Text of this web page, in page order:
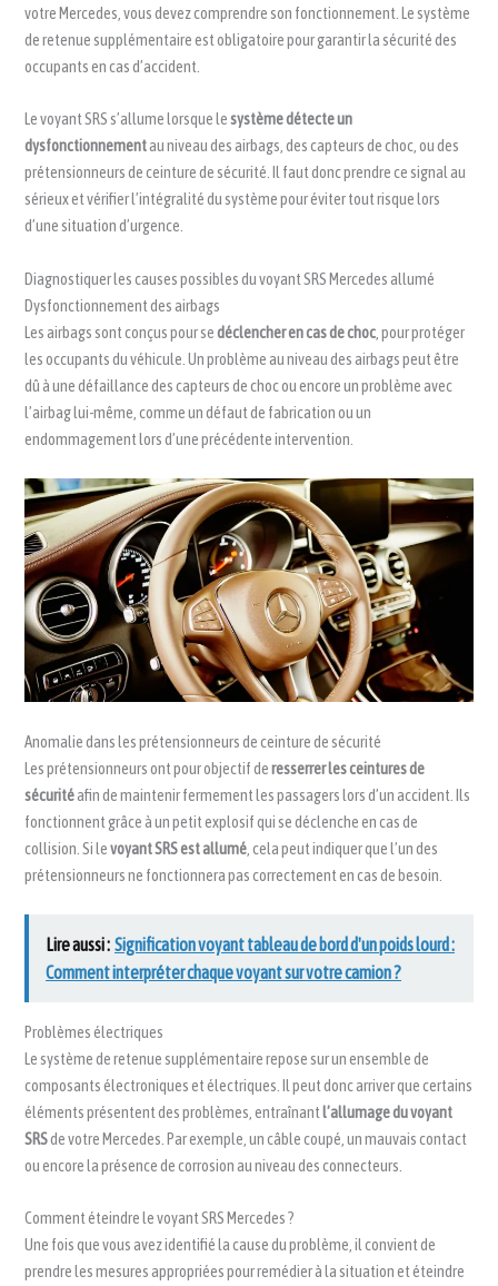
votre Mercedes, vous devez comprendre son fonctionnement. Le système
de retenue supplémentaire est obligatoire pour garantir la sécurité des
occupants en cas d’accident.
Le voyant SRS s’allume lorsque lesystème détecte un
dysfonctionnementau niveau des airbags, des capteurs de choc, ou des
prétensionneurs de ceinture de sécurité. Il faut donc prendre ce signal au
sérieux et vérifier l’intégralité du système pour éviter tout risque lors
d’une situation d’urgence.
Diagnostiquer les causes possibles du voyant SRS Mercedes allumé
Dysfonctionnement des airbags
Les airbags sont conçus pour sedéclencher en cas de choc , pour protéger
les occupants du véhicule. Un problème au niveau des airbags peut être
dû à une défaillance des capteurs de choc ou encore un problème avec
l’airbag lui-même, comme un défaut de fabrication ou un
endommagement lors d’une précédente intervention.
Anomalie dans les prétensionneurs de ceinture de sécurité
Les prétensionneurs ont pour objectif deresserrer les ceintures de
sécuritéafin de maintenir fermement les passagers lors d’un accident. Ils
fonctionnent grâce à un petit explosif qui se déclenche en cas de
collision. Si levoyant SRS est allumé , cela peut indiquer que l’un des
prétensionneurs ne fonctionnera pas correctement en cas de besoin.
Lire aussi : Signification voyant tableau de bord d'un poids lourd :
Comment interpréter chaque voyant sur votre camion ?
Problèmes électriques
Le système de retenue supplémentaire repose sur un ensemble de
composants électroniques et électriques. Il peut donc arriver que certains
éléments présentent des problèmes, entraînantl’allumage du voyant
SRSde votre Mercedes. Par exemple, un câble coupé, un mauvais contact
ou encore la présence de corrosion au niveau des connecteurs.
Comment éteindre le voyant SRS Mercedes ?
Une fois que vous avez identifié la cause du problème, il convient de
prendre les mesures appropriées pour remédier à la situation et éteindre